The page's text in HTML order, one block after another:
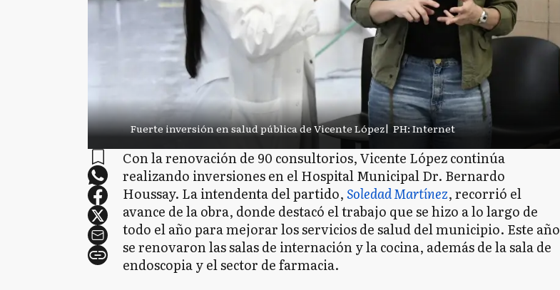
Fuerte inversión en salud pública de Vicente López| PH: Internet
Con la renovación de 90 consultorios, Vicente López continúa
realizando inversiones en el Hospital Municipal Dr. Bernardo
Houssay. La intendenta del partido,Soledad Martínez, recorrió el
avance de la obra, donde destacó el trabajo que se hizo a lo largo de
todo el año para mejorar los servicios de salud del municipio. Este año
se renovaron las salas de internación y la cocina, además de la sala de
endoscopia y el sector de farmacia.